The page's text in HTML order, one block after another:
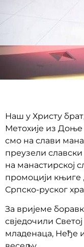
Наш у Христу
Метохије из
смо на слави
преузели
на манастирској
промоцији књиге
Српско-руског
За вријеме
свједочили
младенаца, Неђе